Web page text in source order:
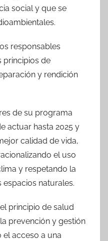
social y que se
responsables
principios de
y rendición
de su programa
actuar hasta 2025 y
calidad de vida,
el uso
y respetando la
naturales.
principio de salud
prevención y gestión
acceso a una